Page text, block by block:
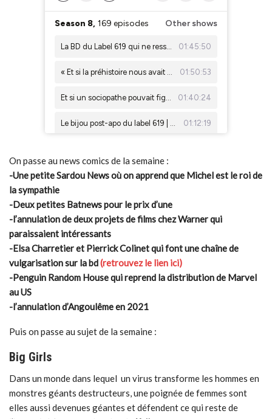
On passe au news comics de la semaine :
-Une petite Sardou News où on apprend que Michel est le roi de
la sympathie
-Deux petites Batnews pour le prix d’une
-l’annulation de deux projets de films chez Warner qui
paraissaient intéressants
-Elsa Charretier et Pierrick Colinet qui font une chaîne de
vulgarisation sur la bd(retrouvez le lien ici)
-Penguin Random House qui reprend la distribution de Marvel
au US
-l’annulation d’Angoulême en 2021
Puis on passe au sujet de la semaine :
Big Girls
Dans un monde dans lequel un virus transforme les hommes en
monstres géants destructeurs, une poignée de femmes sont
elles aussi devenues géantes et défendent ce qui reste de